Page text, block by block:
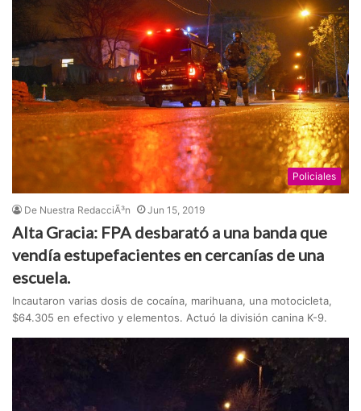
Policiales
De Nuestra RedacciÃ³n Jun 15, 2019
Alta Gracia: FPA desbarató a una banda que
vendía estupefacientes en cercanías de una
escuela.
Incautaron varias dosis de cocaína, marihuana, una motocicleta,
$64.305 en efectivo y elementos. Actuó la división canina K-9.